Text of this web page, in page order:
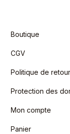
Boutique
CGV
Politique de retour
Protection des
Mon compte
Panier